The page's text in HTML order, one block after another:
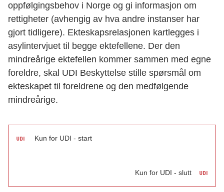
oppfølgingsbehov i Norge og gi informasjon om
rettigheter (avhengig av hva andre instanser har
gjort tidligere). Ekteskapsrelasjonen kartlegges i
asylintervjuet til begge ektefellene. Der den
mindreårige ektefellen kommer sammen med egne
foreldre, skal UDI Beskyttelse stille spørsmål om
ekteskapet til foreldrene og den medfølgende
mindreårige.
Kun for UDI - start
Kun for UDI - slutt